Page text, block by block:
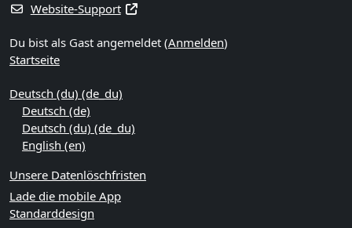
Website-Support
Du bist als Gast angemeldet (Anmelden)
Startseite
Deutsch (du) ‎(de_du)‎
Deutsch ‎(de)‎
Deutsch (du) ‎(de_du)‎
English ‎(en)‎
Unsere Datenlöschfristen
Lade die mobile App
Standarddesign